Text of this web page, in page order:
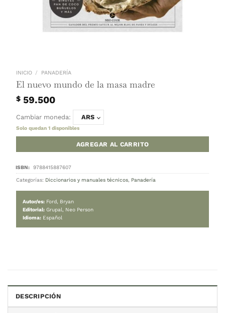
PANADERÍA
El nuevo mundo de la masa madre
$59.500
Cambiar moneda:
Solo quedan 1 disponibles
Autor/es:Ford, Bryan
DESCRIPCIÓN